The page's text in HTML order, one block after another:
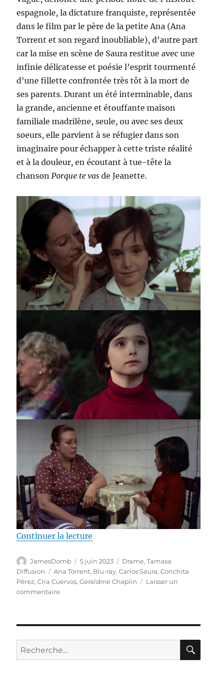
espagnole, la dictature franquiste, représentée
dans le film par le père de la petite Ana (Ana
Torrent et son regard inoubliable), d’autre part
car la mise en scène de Saura restitue avec une
infinie délicatesse et poésie l’esprit tourmenté
d’une fillette confrontée très tôt à la mort de
ses parents. Durant un été interminable, dans
la grande, ancienne et étouffante maison
familiale madrilène, seule, ou avec ses deux
soeurs, elle parvient à se réfugier dans son
imaginaire pour échapper à cette triste réalité
et à la douleur, en écoutant à tue-tête la
chanson Porque te vas de Jeanette.
Continuer la lecture
Auteur
JamesDomb
Publié
le
5 juin 2023 Catégories
Drame,Tamasa
Diffusion
Étiquettes
Ana Torrent, Blu-ray,Carlos Saura,Conchita
Pérez,Cria Cuervos,Geraldine Chaplin
Laisser un
commentairesur
Cría
cuervos,
réalisé
Recherche
pour :